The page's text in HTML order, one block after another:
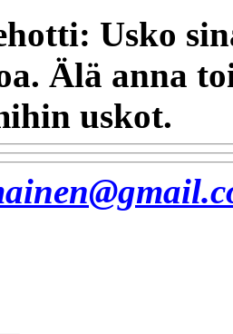
Usko
Älä anna
uskot.